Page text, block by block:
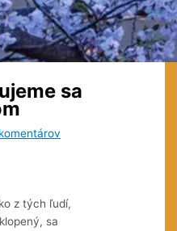
sa
z tých ľudí,
sa